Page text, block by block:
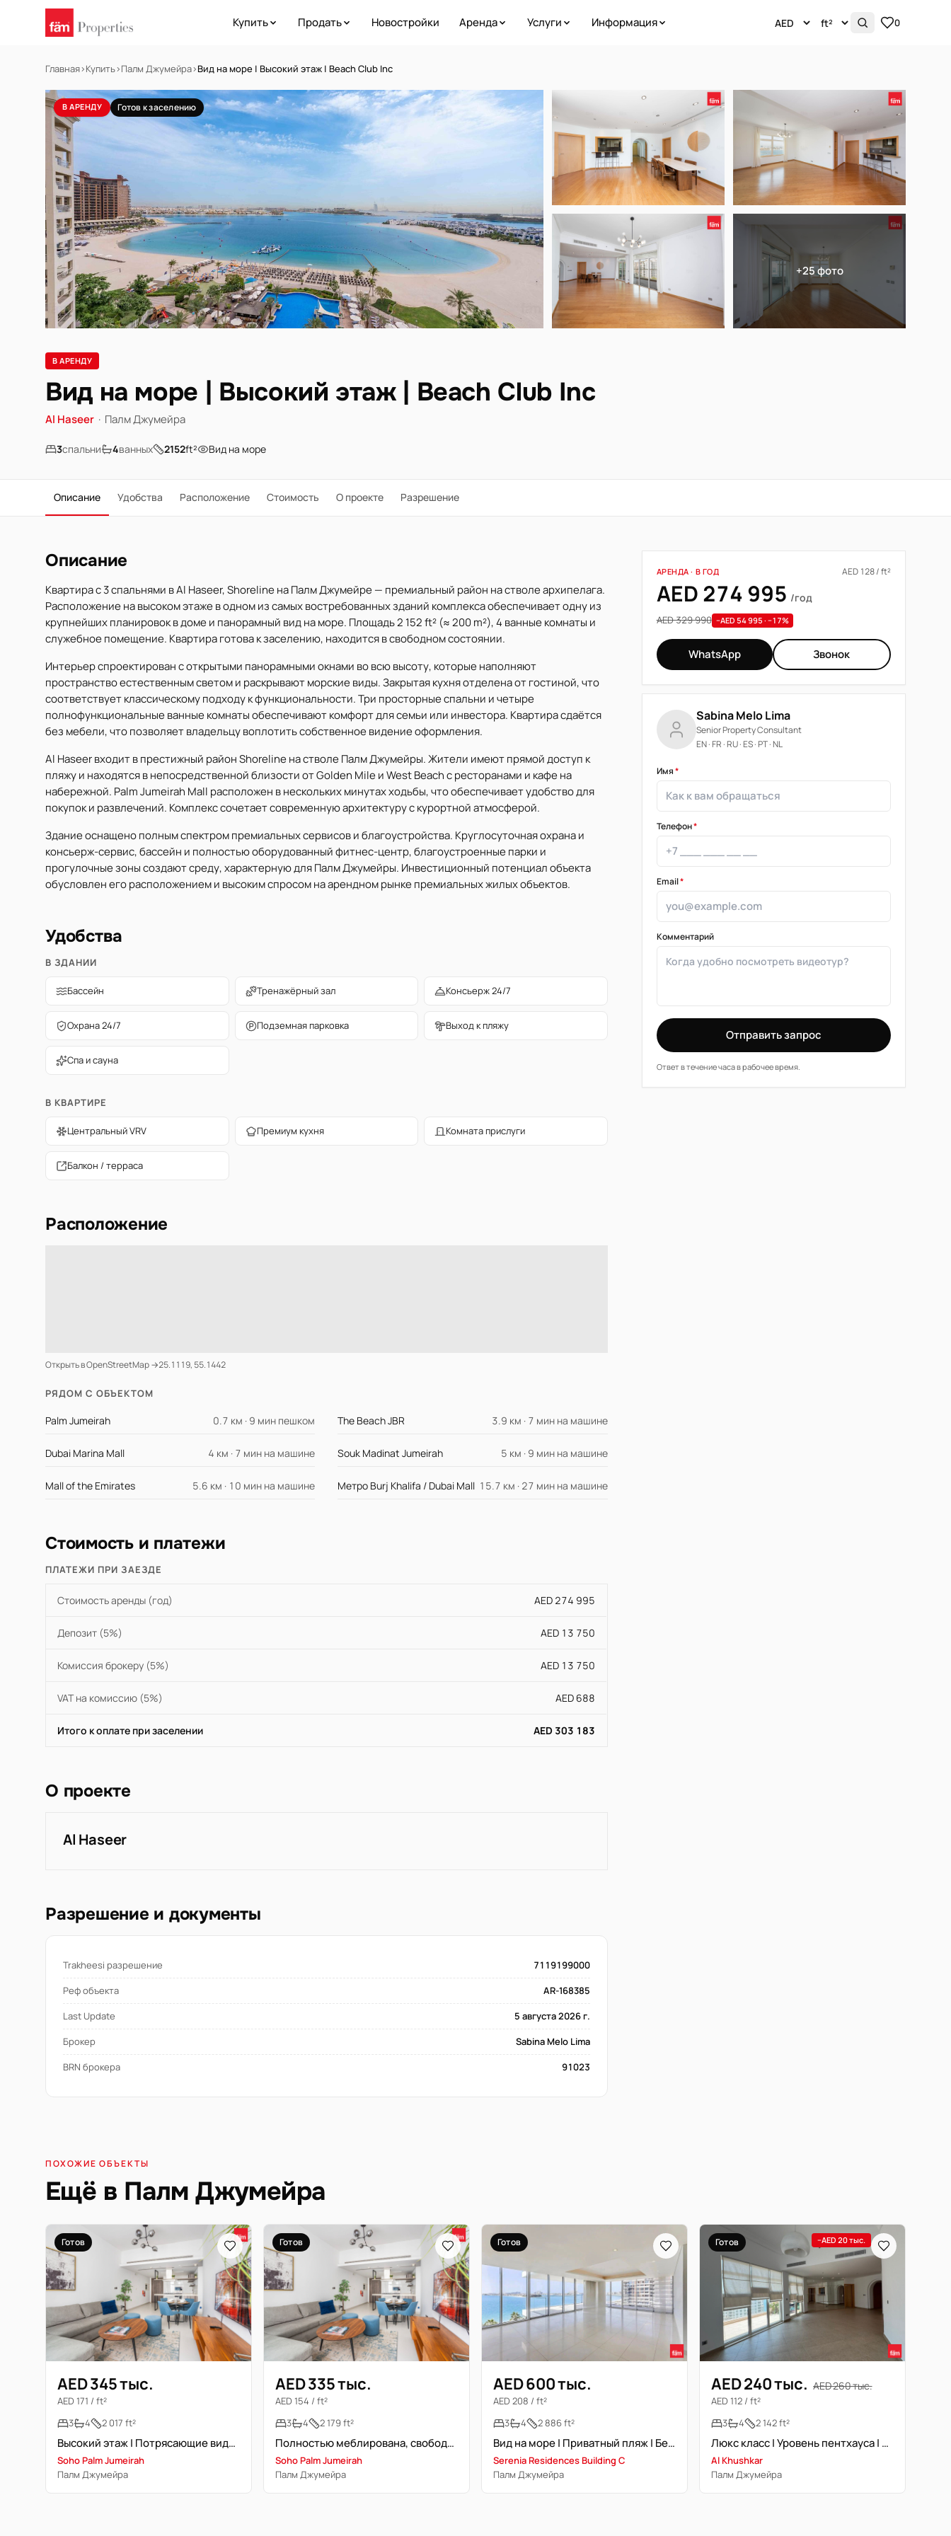
Купить Продать Новостройки Аренда Услуги Информация 0
Главная›Купить›Палм Джумейра›Вид на море | Высокий этаж | Beach Club Inc
В АРЕНДУ Готов к заселению
+25 фото
В АРЕНДУ
Вид на море | Высокий этаж | Beach Club Inc
Al Haseer · Палм Джумейра
3спальни 4ванных 2152ft² Вид на море
Описание Удобства Расположение Стоимость О проекте Разрешение
Описание
Квартира с 3 спальнями в Al Haseer, Shoreline на Палм Джумейре — премиальный район на стволе архипелага.
Расположение на высоком этаже в одном из самых востребованных зданий комплекса обеспечивает одну из
крупнейших планировок в доме и панорамный вид на море. Площадь 2 152 ft² (≈ 200 m²), 4 ванные комнаты и
служебное помещение. Квартира готова к заселению, находится в свободном состоянии.
Интерьер спроектирован с открытыми панорамными окнами во всю высоту, которые наполняют
пространство естественным светом и раскрывают морские виды. Закрытая кухня отделена от гостиной, что
соответствует классическому подходу к функциональности. Три просторные спальни и четыре
полнофункциональные ванные комнаты обеспечивают комфорт для семьи или инвестора. Квартира сдаётся
без мебели, что позволяет владельцу воплотить собственное видение оформления.
Al Haseer входит в престижный район Shoreline на стволе Палм Джумейры. Жители имеют прямой доступ к
пляжу и находятся в непосредственной близости от Golden Mile и West Beach с ресторанами и кафе на
набережной. Palm Jumeirah Mall расположен в нескольких минутах ходьбы, что обеспечивает удобство для
покупок и развлечений. Комплекс сочетает современную архитектуру с курортной атмосферой.
Здание оснащено полным спектром премиальных сервисов и благоустройства. Круглосуточная охрана и
консьерж-сервис, бассейн и полностью оборудованный фитнес-центр, благоустроенные парки и
прогулочные зоны создают среду, характерную для Палм Джумейры. Инвестиционный потенциал объекта
обусловлен его расположением и высоким спросом на арендном рынке премиальных жилых объектов.
Удобства
В ЗДАНИИ
Бассейн Тренажёрный зал Консьерж 24/7
Охрана 24/7 Подземная парковка Выход к пляжу
Спа и сауна
В КВАРТИРЕ
Центральный VRV Премиум кухня Комната прислуги
Балкон / терраса
Расположение
Открыть в OpenStreetMap →25.1119, 55.1442
РЯДОМ С ОБЪЕКТОМ
Palm Jumeirah 0.7 км · 9 мин пешком The Beach JBR 3.9 км · 7 мин на машине
Dubai Marina Mall 4 км · 7 мин на машине Souk Madinat Jumeirah 5 км · 9 мин на машине
Mall of the Emirates 5.6 км · 10 мин на машине Метро Burj Khalifa / Dubai Mall 15.7 км · 27 мин на машине
Стоимость и платежи
ПЛАТЕЖИ ПРИ ЗАЕЗДЕ
Стоимость аренды (год) AED 274 995
Депозит (5%) AED 13 750
Комиссия брокеру (5%) AED 13 750
VAT на комиссию (5%) AED 688
Итого к оплате при заселении AED 303 183
О проекте
Al Haseer
Разрешение и документы
Trakheesi разрешение
7119199000
Реф объекта
AR-168385
Last Update
5 августа 2026 г.
Брокер
Sabina Melo Lima
BRN брокера
91023
АРЕНДА · В ГОД AED 128 / ft²
AED 274 995 /год
AED 329 990 −AED 54 995 · −17%
WhatsApp Звонок
Sabina Melo Lima
Senior Property Consultant
EN · FR · RU · ES · PT · NL
Имя*
Телефон*
Email*
Комментарий
Отправить запрос
Ответ в течение часа в рабочее время.
ПОХОЖИЕ ОБЪЕКТЫ
Ещё в Палм Джумейра
Готов
AED 345 тыс.
AED 171 / ft²
3
4 2 017 ft²
Высокий этаж | Потрясающие виды | Свободна
Soho Palm Jumeirah
Палм Джумейра
Готов
AED 335 тыс.
AED 154 / ft²
3
4 2 179 ft²
Полностью меблирована, свободна, высокий этаж
Soho Palm Jumeirah
Палм Джумейра
Готов
AED 600 тыс.
AED 208 / ft²
3
4 2 886 ft²
Вид на море | Приватный пляж | Без мебели | Светлая
Serenia Residences Building C
Палм Джумейра
Готов −AED 20 тыс.
AED 240 тыс. AED 260 тыс.
AED 112 / ft²
3
4 2 142 ft²
Люкс класс | Уровень пентхауса | Свободна
Al Khushkar
Палм Джумейра